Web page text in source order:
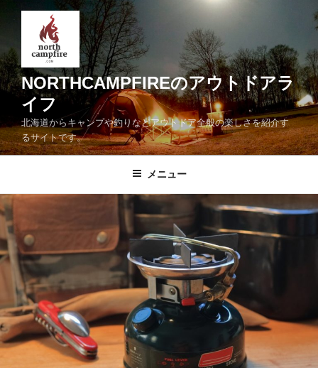
ン
ツ
へ
キ
ッ
NORTHCAMPFIREのアウトドアラ
イフ
北海道からキャンプや釣りなどアウトドア全般の楽しさを紹介す
るサイトです。
メニュー